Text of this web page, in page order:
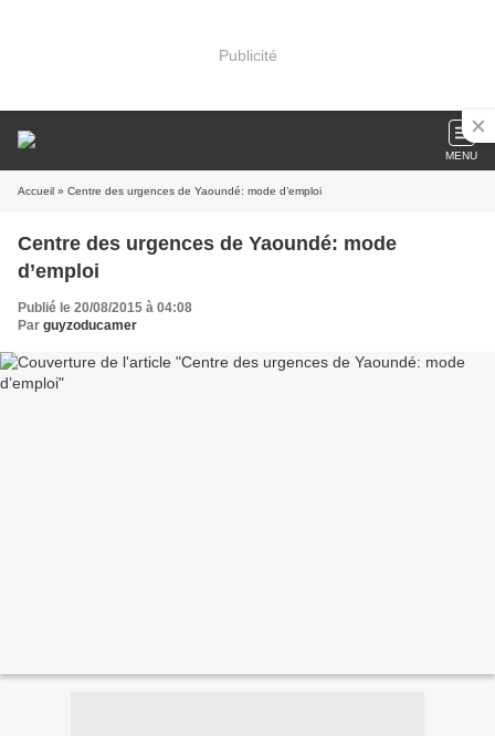
Publicité
MENU
Accueil » Centre des urgences de Yaoundé: mode d’emploi
Centre des urgences de Yaoundé: mode
d’emploi
Publié le 20/08/2015 à 04:08
Par guyzoducamer